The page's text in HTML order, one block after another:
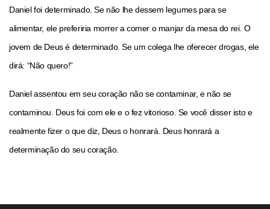
Daniel foi determinado. Se não lhe dessem legumes para se
alimentar, ele preferiria morrer a comer o manjar da mesa do rei. O
jovem de Deus é determinado. Se um colega lhe oferecer drogas, ele
dirá: “Não quero!”
Daniel assentou em seu coração não se contaminar, e não se
contaminou. Deus foi com ele e o fez vitorioso. Se você disser isto e
realmente fizer o que diz, Deus o honrará. Deus honrará a
determinação do seu coração.